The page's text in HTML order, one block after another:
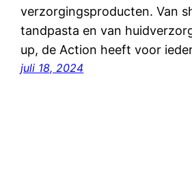
verzorgingsproducten. Van
tandpasta en van
up, de Action heeft voor
juli 18, 2024